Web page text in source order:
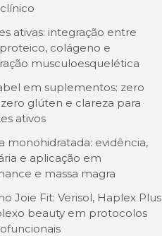
ativas: integração entre
colágeno e
musculoesquelética
em suplementos: zero
glúten e clareza para
ativos
monohidratada: evidência,
e aplicação em
e massa magra
Joie Fit: Verisol, Haplex Plus
beauty em protocolos